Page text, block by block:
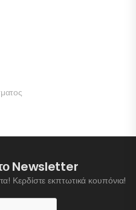
Newsletter
Κερδίστε εκπτωτικά κουπόνια!